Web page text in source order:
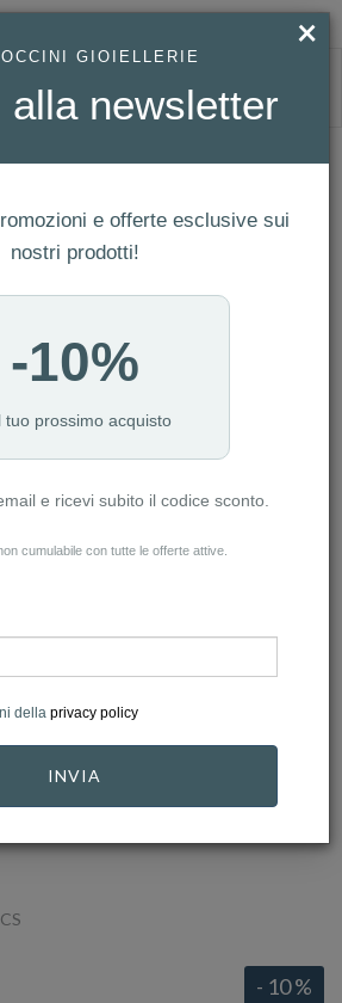
ANNIVERSARY CRONO REF. 0470L01S-
- Sport Anniversary
LLBKSKCS
click to zoom
- 10 %
×
GIOIELLERIE
newsletter
e offerte esclusive sui
nostri prodotti!
-10%
tuo prossimo acquisto
e ricevi subito il codice sconto.
cumulabile con tutte le offerte attive.
della privacy policy
INVIA